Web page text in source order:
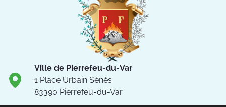
Ville de Pierrefeu-du-Var
1 Place Urbain Sénès
83390 Pierrefeu-du-Var